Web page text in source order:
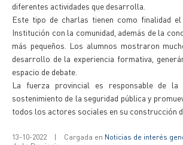
diferentes actividades que desarrolla.
Este tipo de charlas tienen como finalidad
Institución con la comunidad, además de la
más pequeños. Los alumnos mostraron
desarrollo de la experiencia formativa,
espacio de debate.
La fuerza provincial es responsable de la
sostenimiento de la seguridad pública y
todos los actores sociales en su construcción
13-10-2022 | Cargada en Noticias de interés